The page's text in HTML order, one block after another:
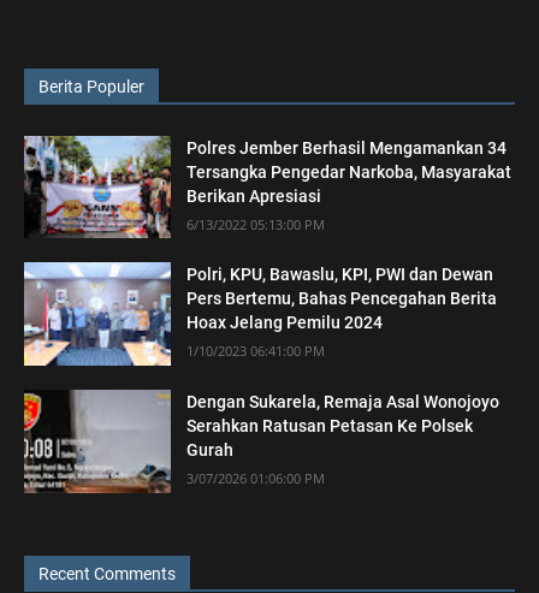
Berita Populer
Polres Jember Berhasil Mengamankan 34
Tersangka Pengedar Narkoba, Masyarakat
Berikan Apresiasi
6/13/2022 05:13:00 PM
Polri, KPU, Bawaslu, KPI, PWI dan Dewan
Pers Bertemu, Bahas Pencegahan Berita
Hoax Jelang Pemilu 2024
1/10/2023 06:41:00 PM
Dengan Sukarela, Remaja Asal Wonojoyo
Serahkan Ratusan Petasan Ke Polsek
Gurah
3/07/2026 01:06:00 PM
Recent Comments